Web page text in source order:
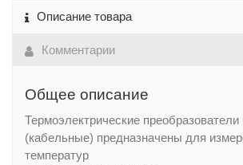
Описание товара
Комментарии
Общее описание
Термоэлектрические
(кабельные) предназначены для
температур